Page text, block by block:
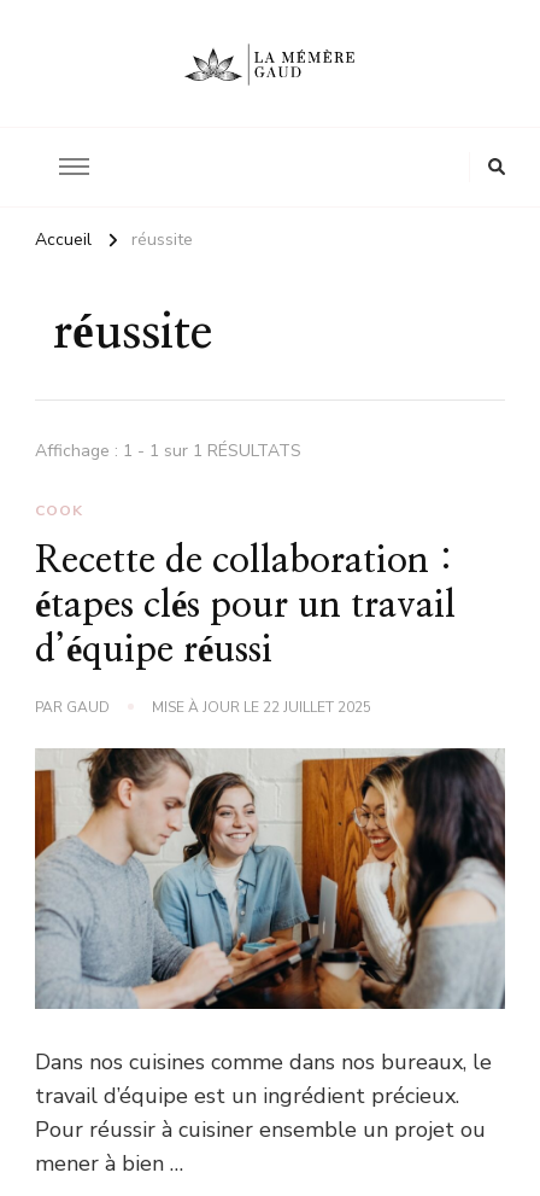
Accueil réussite
réussite
Affichage : 1 - 1 sur 1 RÉSULTATS
COOK
Recette de collaboration :
étapes clés pour un travail
d’équipe réussi
PAR GAUD MISE À JOUR LE 22 JUILLET 2025
Dans nos cuisines comme dans nos bureaux, le
travail d’équipe est un ingrédient précieux.
Pour réussir à cuisiner ensemble un projet ou
mener à bien …